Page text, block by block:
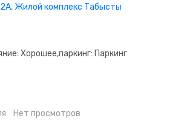
Жилой комплекс Табысты
Хорошее,паркинг: Паркинг
Нет просмотров